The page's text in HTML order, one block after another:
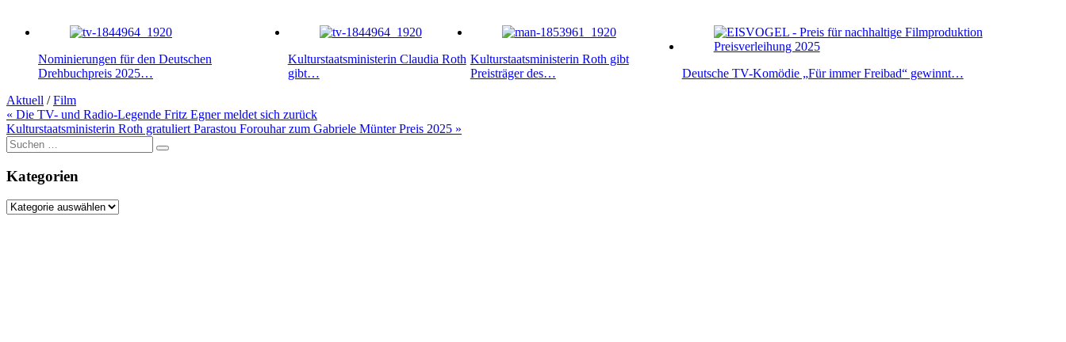
Nominierungen für den Deutschen
Drehbuchpreis 2025…
Kulturstaatsministerin Claudia Roth
gibt…
Kulturstaatsministerin Roth gibt
Preisträger des…
Deutsche TV-Komödie „Für immer Freibad“ gewinnt…
Aktuell /Film
Beitragsnavigation
« Die TV- und Radio-Legende Fritz Egner meldet sich zurück
Kulturstaatsministerin Roth gratuliert Parastou Forouhar zum Gabriele Münter Preis 2025 »
Suche
nach:
Kategorien
Kategorien